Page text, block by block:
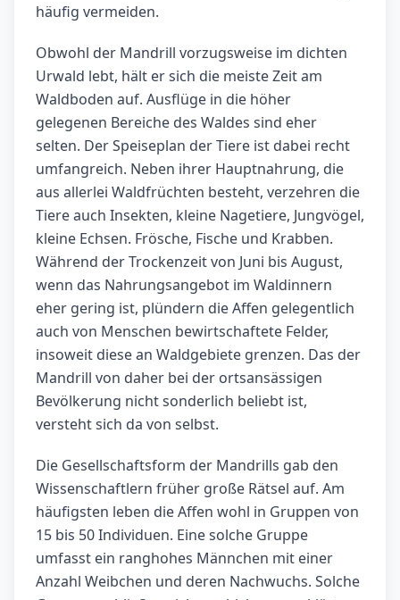
häufig vermeiden.
Obwohl der Mandrill vorzugsweise im dichten
Urwald lebt, hält er sich die meiste Zeit am
Waldboden auf. Ausflüge in die höher
gelegenen Bereiche des Waldes sind eher
selten. Der Speiseplan der Tiere ist dabei recht
umfangreich. Neben ihrer Hauptnahrung, die
aus allerlei Waldfrüchten besteht, verzehren die
Tiere auch Insekten, kleine Nagetiere, Jungvögel,
kleine Echsen. Frösche, Fische und Krabben.
Während der Trockenzeit von Juni bis August,
wenn das Nahrungsangebot im Waldinnern
eher gering ist, plündern die Affen gelegentlich
auch von Menschen bewirtschaftete Felder,
insoweit diese an Waldgebiete grenzen. Das der
Mandrill von daher bei der ortsansässigen
Bevölkerung nicht sonderlich beliebt ist,
versteht sich da von selbst.
Die Gesellschaftsform der Mandrills gab den
Wissenschaftlern früher große Rätsel auf. Am
häufigsten leben die Affen wohl in Gruppen von
15 bis 50 Individuen. Eine solche Gruppe
umfasst ein ranghohes Männchen mit einer
Anzahl Weibchen und deren Nachwuchs. Solche